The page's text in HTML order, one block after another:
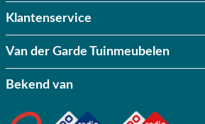
Klantenservice
Van der Garde Tuinmeubelen
Bekend van